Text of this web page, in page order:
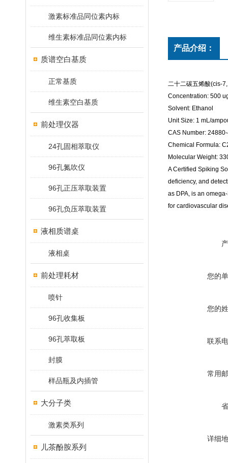
激素标准品同位素内标
维生素标准品同位素内标
质谱空白基质
正常基质
维生素空白基质
前处理仪器
24孔固相萃取仪
96孔氮吹仪
96孔正压萃取装置
96孔负压萃取装置
液相质谱桌
液相桌
前处理耗材
喷针
96孔收集板
96孔萃取板
封膜
样品瓶及内插管
大分子类
激素类系列
儿茶酚胺系列
产品介绍：
二十二碳五烯酸(cis-
Concentration: 500
Solvent: Ethanol
Unit Size: 1 mL/
CAS Number:
Chemical Formula:
Molecular Weight:
A Certified Spiking
deficiency, and
as DPA, is an
for cardiovascular
您的
您的
联系
常用
详细